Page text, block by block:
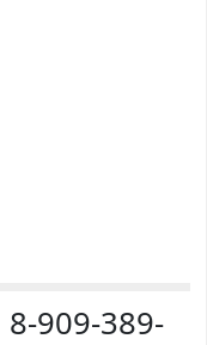
8-909-389-